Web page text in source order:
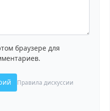
браузере для
Правила дискуссии